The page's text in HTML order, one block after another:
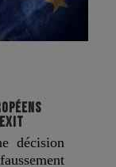
décision